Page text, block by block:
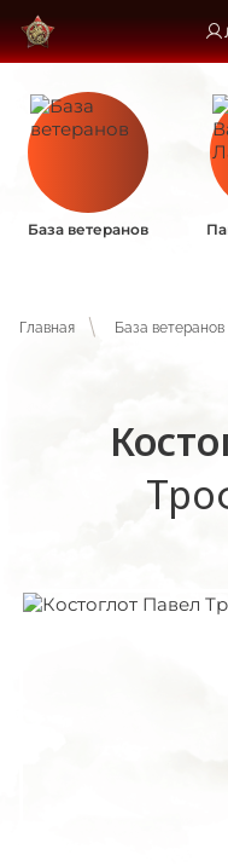
База ветеранов
Главная База ветеранов